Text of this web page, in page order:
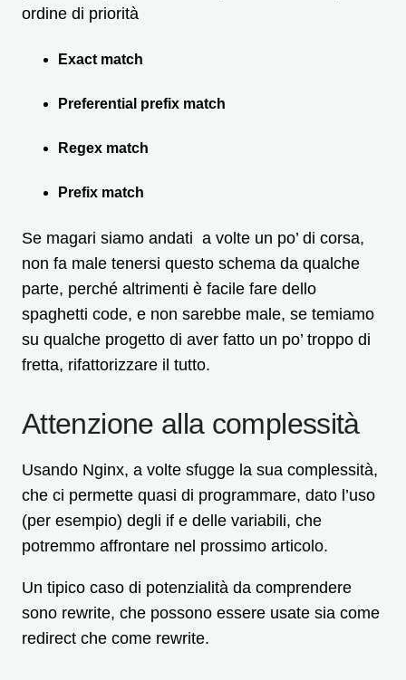
ordine di priorità
Exact match
Preferential prefix match
Regex match
Prefix match
Se magari siamo andati a volte un po’ di corsa,
non fa male tenersi questo schema da qualche
parte, perché altrimenti è facile fare dello
spaghetti code, e non sarebbe male, se temiamo
su qualche progetto di aver fatto un po’ troppo di
fretta, rifattorizzare il tutto.
Attenzione alla complessità
Usando Nginx, a volte sfugge la sua complessità,
che ci permette quasi di programmare, dato l’uso
(per esempio) degli if e delle variabili, che
potremmo affrontare nel prossimo articolo.
Un tipico caso di potenzialità da comprendere
sono rewrite, che possono essere usate sia come
redirect che come rewrite.